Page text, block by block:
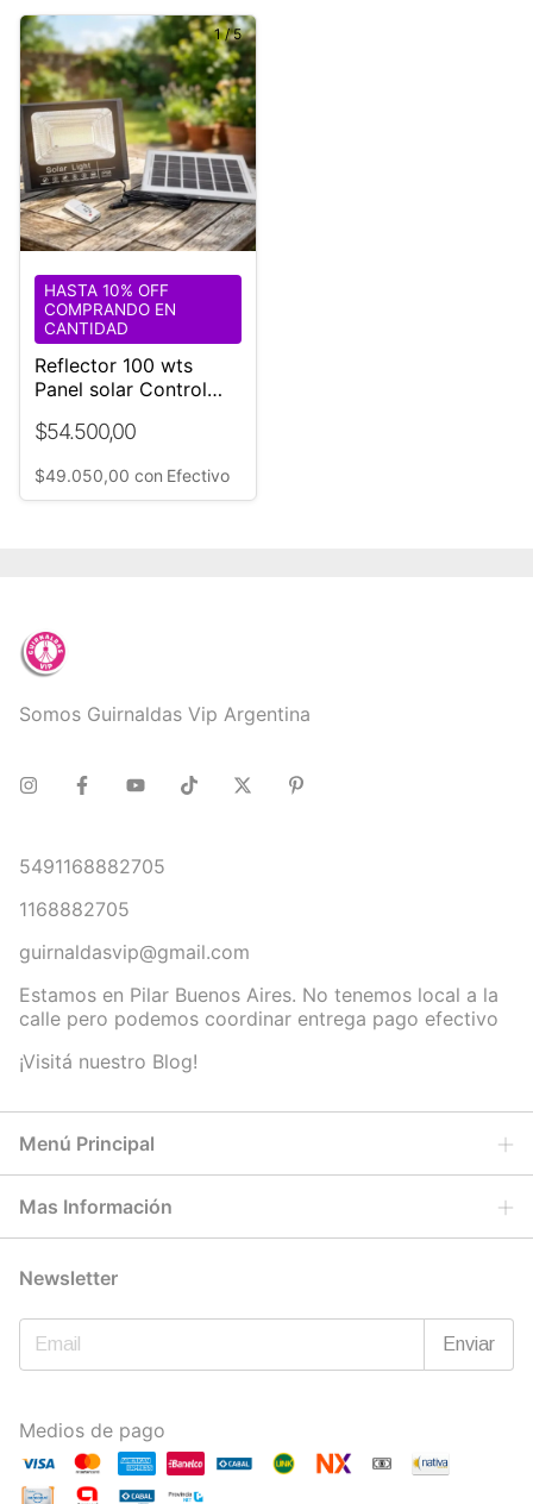
1/5
Reflector 100 wts
Panel solar Control
Batería Litio
$54.500,00
HASTA 10% OFF
COMPRANDO EN
CANTIDAD
$49.050,00 con Efectivo
Somos Guirnaldas Vip Argentina
5491168882705
1168882705
guirnaldasvip@gmail.com
Estamos en Pilar Buenos Aires. No tenemos local a la
calle pero podemos coordinar entrega pago efectivo
¡Visitá nuestro Blog!
Menú Principal
Mas Información
Newsletter
Medios de pago